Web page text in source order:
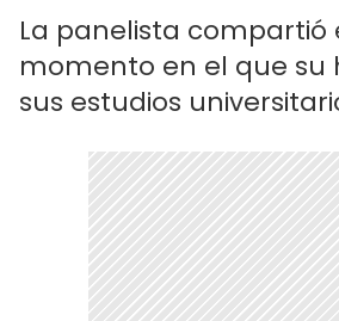
La panelista compartió
momento en el que su
sus estudios